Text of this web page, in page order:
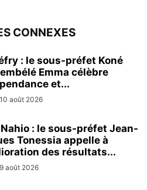
CONNEXES
: le sous-préfet Koné
Emma célèbre
et...
10 août 2026
: le sous-préfet Jean-
Tonessia appelle à
des résultats...
9 août 2026